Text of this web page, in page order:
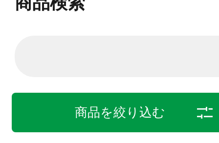
商品を絞り込む